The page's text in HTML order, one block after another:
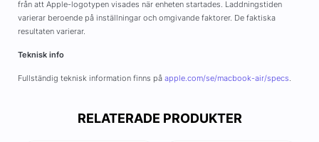
från att Apple-logotypen visades när enheten startades. Laddningstiden
varierar beroende på inställningar och omgivande faktorer. De faktiska
resultaten varierar.
Teknisk info
Fullständig teknisk information finns på apple.com/se/macbook-air/specs.
RELATERADE PRODUKTER